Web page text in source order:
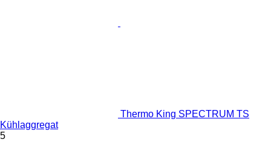
Thermo King SPECTRUM TS
Kühlaggregat
5